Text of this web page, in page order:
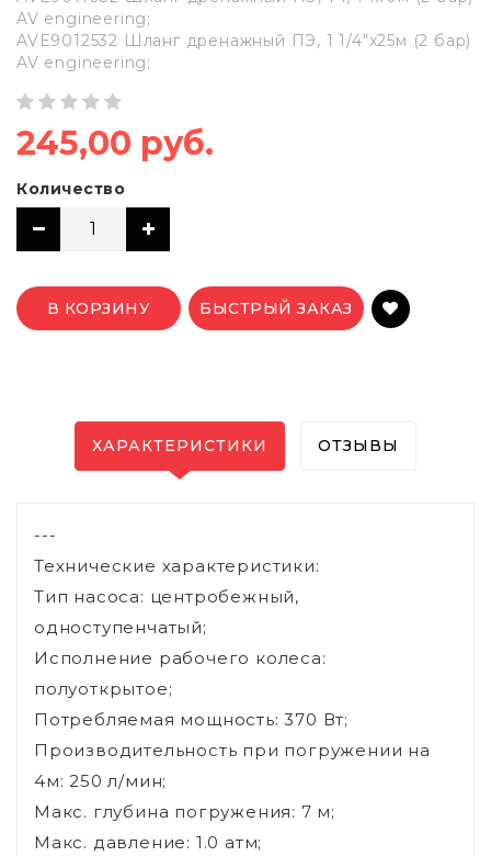
AV engineering;
AVE9012532 Шланг дренажный ПЭ, 1 1/4"х25м (2 бар)
AV engineering;
245,00 руб.
Количество
В КОРЗИНУ БЫСТРЫЙ ЗАКАЗ
ХАРАКТЕРИСТИКИ ОТЗЫВЫ
---
Технические характеристики:
Тип насоса: центробежный,
одноступенчатый;
Исполнение рабочего колеса:
полуоткрытое;
Потребляемая мощность: 370 Вт;
Производительность при погружении на
4м: 250 л/мин;
Макс. глубина погружения: 7 м;
Макс. давление: 1.0 атм;